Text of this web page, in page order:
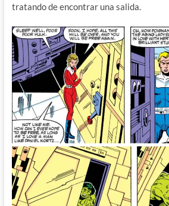
tratando de encontrar una salida.